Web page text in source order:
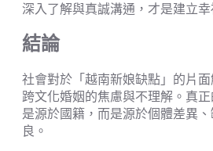
深入了解與真誠溝通，才是建立
結論
社會對於「越南新娘缺點」的片
跨文化婚姻的焦慮與不理解。真
是源於國籍，而是源於個體差異
良。